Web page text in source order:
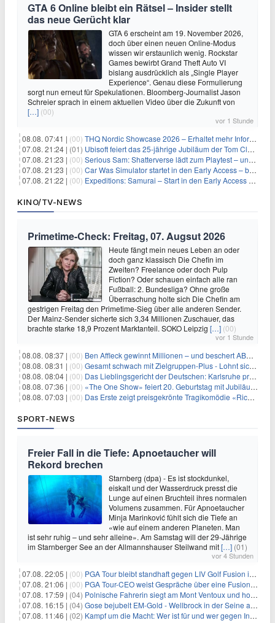
GTA 6 Online bleibt ein Rätsel – Insider stellt
das neue Gerücht klar
GTA 6 erscheint am 19. November 2026,
doch über einen neuen Online-Modus
wissen wir erstaunlich wenig. Rockstar
Games bewirbt Grand Theft Auto VI
bislang ausdrücklich als „Single Player
Experience“. Genau diese Formulierung
sorgt nun erneut für Spekulationen. Bloomberg-Journalist Jason
Schreier sprach in einem aktuellen Video über die Zukunft von
[…] (00)
vor 1 Stunde
08.08. 07:41 | (00) THQ Nordic Showcase 2026 – Erhaltet mehr Informationen
07.08. 21:24 | (01) Ubisoft feiert das 25-jährige Jubiläum der Tom Clancy’s Ghost Recon-Reihe
07.08. 21:23 | (00) Serious Sam: Shatterverse lädt zum Playtest – und erscheint schon bald!
07.08. 21:23 | (00) Car Was Simulator startet in den Early Access – bald gehts los!
07.08. 21:22 | (00) Expeditions: Samurai – Start in den Early Access ab heute im feudalen Japan
KINO/TV-NEWS
Primetime-Check: Freitag, 07. Augsut 2026
Heute fängt mein neues Leben an oder
doch ganz klassisch Die Chefin im
Zweiten? Freelance oder doch Pulp
Fiction? Oder schauen einfach alle ran
Fußball: 2. Bundesliga? Ohne große
Überraschung holte sich Die Chefin am
gestrigen Freitag den Primetime-Sieg über alle anderen Sender.
Der Mainz-Sender sicherte sich 3,34 Millionen Zuschauer, das
brachte starke 18,9 Prozent Marktanteil. SOKO Leipzig […] (00)
vor 1 Stunde
08.08. 08:37 | (00) Ben Affleck gewinnt Millionen – und beschert ABC Top-Quoten
08.08. 08:31 | (00) Gesamt schwach mit Zielgruppen-Plus - Lohnt sich First Dates Hotel doch?
08.08. 08:04 | (00) Das Lieblingsgericht der Deutschen: Karlsruhe prägt seit 75 Jahren die Republik
08.08. 07:36 | (00) «The One Show» feiert 20. Geburtstag mit Jubiläumswoche
08.08. 07:03 | (00) Das Erste zeigt preisgekrönte Tragikomödie «Rickerl» als Free-TV-Premiere
SPORT-NEWS
Freier Fall in die Tiefe: Apnoetaucher will
Rekord brechen
Starnberg (dpa) - Es ist stockdunkel,
eiskalt und der Wasserdruck presst die
Lunge auf einen Bruchteil ihres normalen
Volumens zusammen. Für Apnoetaucher
Minja Marinković fühlt sich die Tiefe an
«wie auf einem anderen Planeten. Man
ist sehr ruhig – und sehr alleine». Am Samstag will der 29-Jährige
im Starnberger See an der Allmannshauser Steilwand mit[…] (01)
vor 4 Stunden
07.08. 22:05 | (00) PGA Tour bleibt standhaft gegen LIV Golf Fusion in einem sich wandelnden Sportumfeld
07.08. 21:06 | (00) PGA Tour-CEO weist Gespräche über eine Fusion mit LIV Golf zurück und bekräftigt die Wettbewerbslandschaft
07.08. 17:59 | (04) Polnische Fahrerin siegt am Mont Ventoux und holt Tour-Gelb
07.08. 16:15 | (04) Gose bejubelt EM-Gold - Wellbrock in der Seine ausgebremst
07.08. 11:46 | (02) Kampf um die Macht: Wer ist für und wer gegen Infantino?